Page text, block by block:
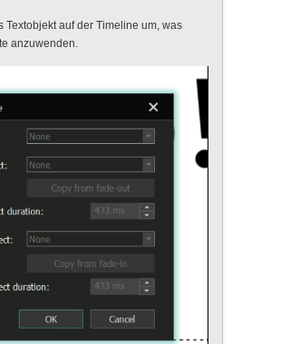
Textobjekt auf der Timeline um, was
anzuwenden.